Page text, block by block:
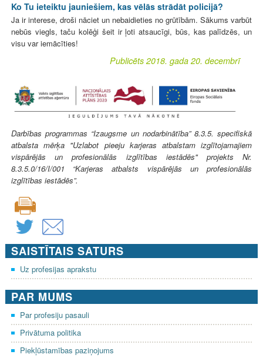
Ko Tu ieteiktu jauniešiem, kas vēlās strādāt policijā?
Ja ir interese, droši nāciet un nebaidieties no grūtībām. Sākums varbūt
nebūs viegls, taču kolēģi šeit ir ļoti atsaucīgi, būs, kas palīdzēs, un
visu var iemācīties!
Publicēts 2018. gada 20. decembrī
Darbības programmas “Izaugsme un nodarbinātība” 8.3.5. specifiskā
atbalsta mērķa "Uzlabot pieeju karjeras atbalstam izglītojamajiem
vispārējās un profesionālās izglītības iestādēs" projekts Nr.
8.3.5.0/16/I/001 “Karjeras atbalsts vispārējās un profesionālās
izglītības iestādēs”.
SAISTĪTAIS SATURS
Uz profesijas aprakstu
PAR MUMS
Par profesiju pasauli
Privātuma politika
Piekļūstamības paziņojums